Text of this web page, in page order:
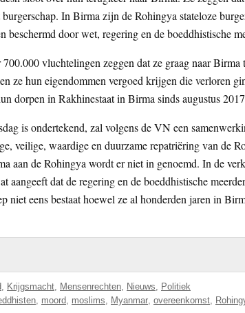
In Birma zijn de Rohingya stateloze
beschermd door wet, regering en de boeddhistische
700.000 vluchtelingen zeggen dat ze graag naar
ze hun eigendommen vergoed krijgen die verloren
dorpen in Rakhinestaat in Birma sinds augustus
is ondertekend, zal volgens de VN een
veilige, waardige en duurzame repatriëring van de
aan de Rohingya wordt er niet in genoemd. In de
aangeeft dat de regering en de boeddhistische
niet eens bestaat hoewel ze al honderden jaren in
Krijgsmacht Mensenrechten Nieuws
Politiek
moord moslims Myanmar overeenkomst